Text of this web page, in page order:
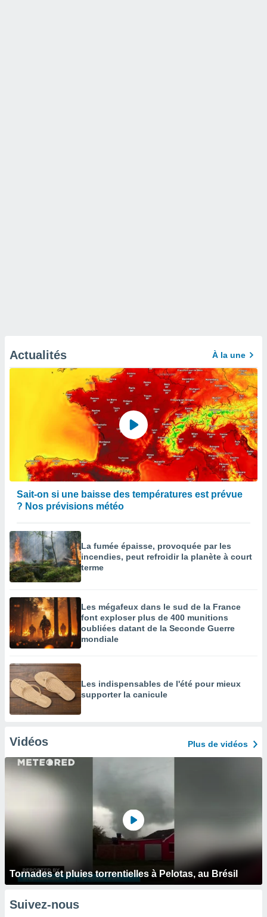
Actualités À la une
Sait-on si une baisse des températures est prévue
? Nos prévisions météo
La fumée épaisse, provoquée par les
incendies, peut refroidir la planète à court
terme
Les mégafeux dans le sud de la France
font exploser plus de 400 munitions
oubliées datant de la Seconde Guerre
mondiale
Les indispensables de l'été pour mieux
supporter la canicule
Vidéos Plus de vidéos
Tornades et pluies torrentielles à Pelotas, au Brésil
Suivez-nous